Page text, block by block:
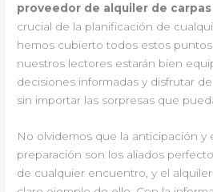
proveedor de alquiler de
crucial de la planificación de
hemos cubierto todos estos
nuestros lectores estarán bien
decisiones informadas y disfrutar
sin importar las sorpresas que
No olvidemos que la anticipación y
preparación son los aliados
de cualquier encuentro, y el